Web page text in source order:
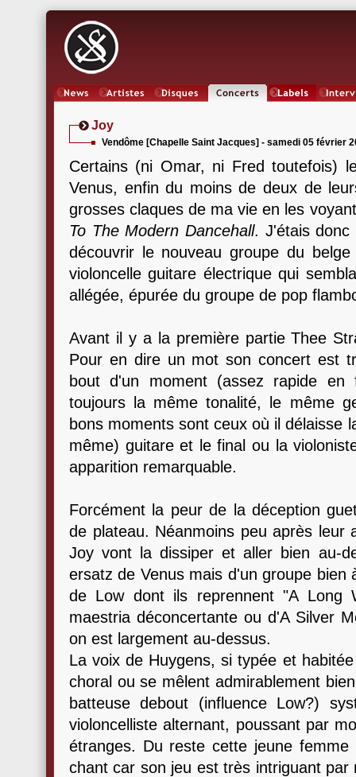
Joy
Vendôme [Chapelle Saint Jacques] - samedi 05 février
Certains (ni Omar, ni Fred toutefois)
Venus, enfin du moins de deux de
grosses claques de ma vie en les
To The Modern Dancehall. J'étais donc
découvrir le nouveau groupe du
violoncelle guitare électrique qui
allégée, épurée du groupe de pop
Avant il y a la première partie Thee
Pour en dire un mot son concert est
bout d'un moment (assez rapide
toujours la même tonalité, le même
bons moments sont ceux où il délaisse
même) guitare et le final ou la
apparition remarquable.
Forcément la peur de la déception
de plateau. Néanmoins peu après leur
Joy vont la dissiper et aller bien au-
ersatz de Venus mais d'un groupe
de Low dont ils reprennent "A Long
maestria déconcertante ou d'A Silver
on est largement au-dessus.
La voix de Huygens, si typée et
choral ou se mêlent admirablement
batteuse debout (influence Low?)
violoncelliste alternant, poussant par
étranges. Du reste cette jeune
chant car son jeu est très intriguant